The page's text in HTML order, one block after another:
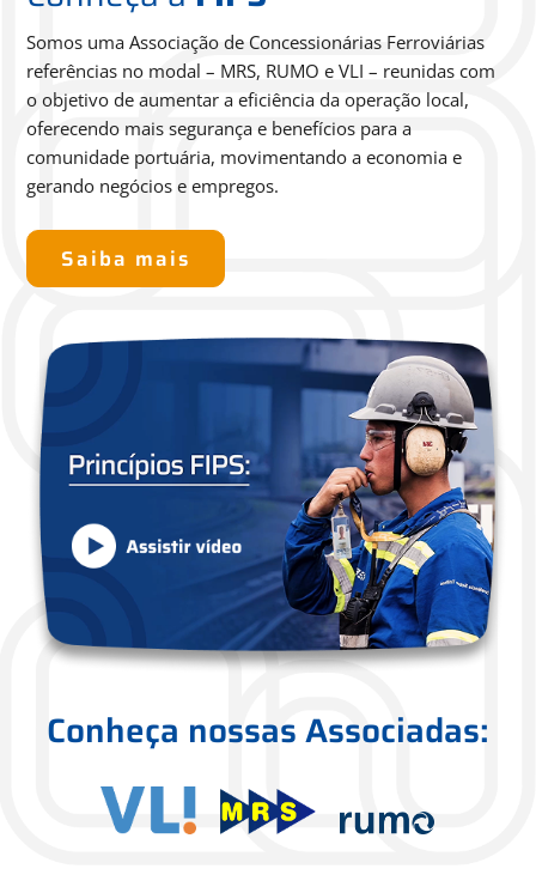
Somos uma Associação de Concessionárias Ferroviárias
referências no modal – MRS, RUMO e VLI – reunidas com
o objetivo de aumentar a eficiência da operação local,
oferecendo mais segurança e benefícios para a
comunidade portuária, movimentando a economia e
gerando negócios e empregos.
Saiba mais
Conheça nossas Associadas: